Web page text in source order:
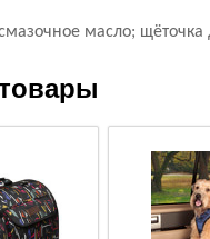
масло; щёточка